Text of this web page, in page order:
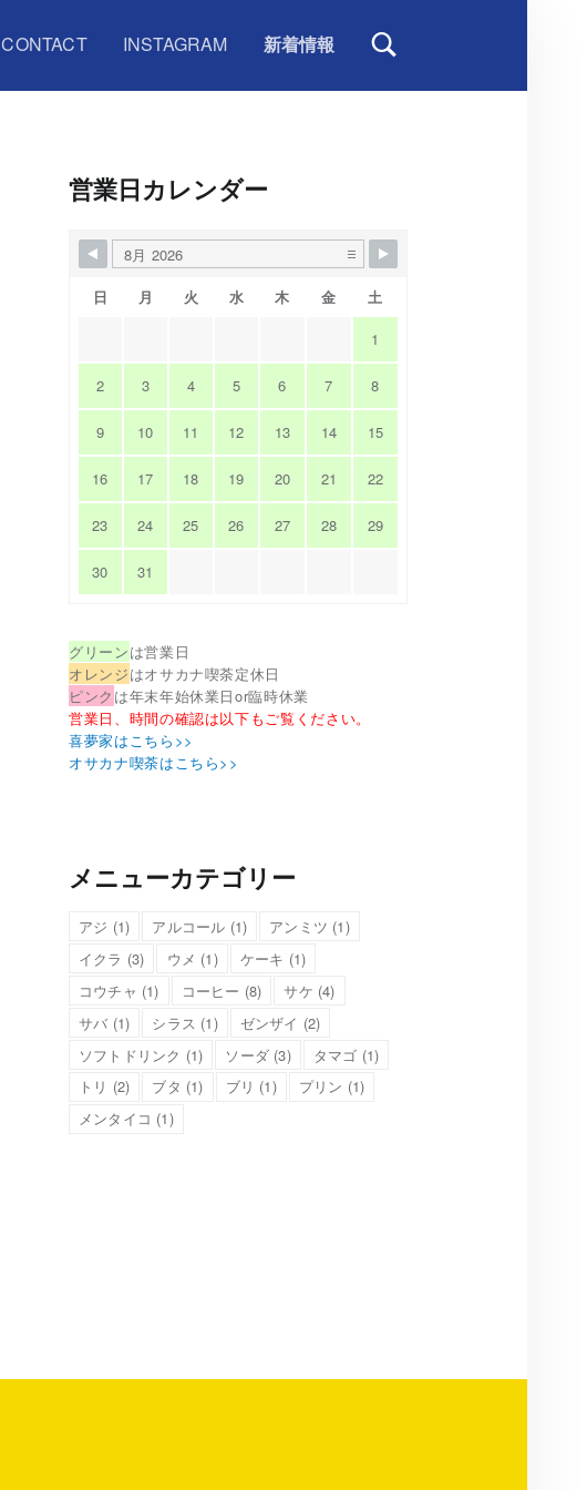
CONTACT INSTAGRAM 新着情報
SIDEBAR
営業日カレンダー
日 月 火 水 木 金
土
1
2 3 4 5 6 7 8
9 10 11 12 13 14 15
16 17 18 19 20 21 22
23 24 25 26 27 28 29
30 31
グリーンは営業日
オレンジはオサカナ喫荼定休日
ピンク は年末年始休業日or臨時休業
営業日、時間の確認は以下もご覧ください。
喜夢家はこちら>>
オサカナ喫荼はこちら>>
メニューカテゴリー
アジ (1) アルコール (1) アンミツ (1)
イクラ (3) ウメ (1) ケーキ (1)
コウチャ (1) コーヒー (8) サケ (4)
サバ (1) シラス (1) ゼンザイ (2)
ソフトドリンク (1) ソーダ(3) タマゴ (1)
トリ (2) ブタ (1) ブリ (1) プリン (1)
メンタイコ (1)